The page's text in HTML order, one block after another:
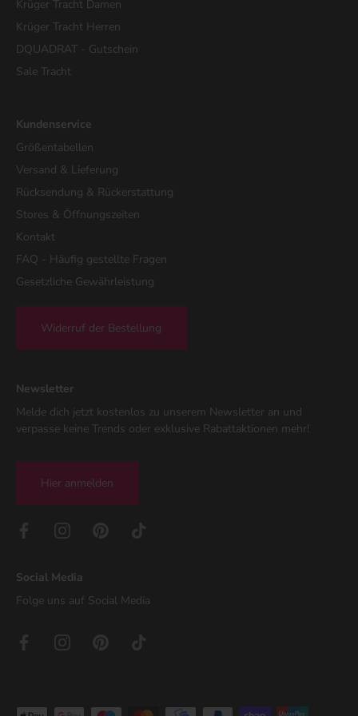
Krüger Tracht Damen
Krüger Tracht Herren
DQUADRAT - Gutschein
Sale Tracht
Kundenservice
Größentabellen
Versand & Lieferung
Rücksendung & Rückerstattung
Stores & Öffnungszeiten
Kontakt
FAQ - Häufig gestellte Fragen
Gesetzliche Gewährleistung
Widerruf der Bestellung
Newsletter
Melde dich jetzt kostenlos zu unserem Newsletter an und
verpasse keine Trends oder exklusive Rabattaktionen mehr!
Hier anmelden
Social Media
Folge uns auf Social Media